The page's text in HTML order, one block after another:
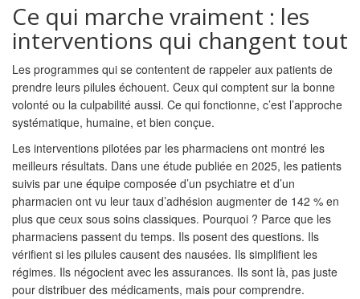
Ce qui marche vraiment : les
interventions qui changent tout
Les programmes qui se contentent de rappeler aux patients de
prendre leurs pilules échouent. Ceux qui comptent sur la bonne
volonté ou la culpabilité aussi. Ce qui fonctionne, c’est l’approche
systématique, humaine, et bien conçue.
Les interventions pilotées par les pharmaciens ont montré les
meilleurs résultats. Dans une étude publiée en 2025, les patients
suivis par une équipe composée d’un psychiatre et d’un
pharmacien ont vu leur taux d’adhésion augmenter de 142 % en
plus que ceux sous soins classiques. Pourquoi ? Parce que les
pharmaciens passent du temps. Ils posent des questions. Ils
vérifient si les pilules causent des nausées. Ils simplifient les
régimes. Ils négocient avec les assurances. Ils sont là, pas juste
pour distribuer des médicaments, mais pour comprendre.